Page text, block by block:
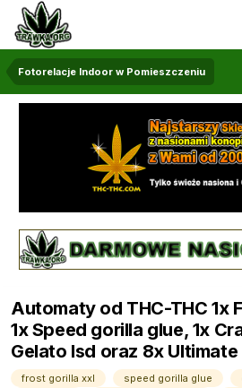
Fotorelacje Indoor w Pomieszczeniu
Automaty od THC-THC 1x
1x Speed gorilla glue, 1x
Gelato lsd oraz 8x
frost gorilla xxl speed gorilla glue